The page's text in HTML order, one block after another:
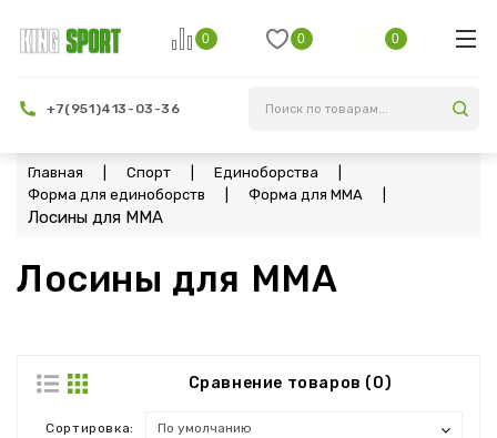
0 0 0
+7(951)413-03-36
Главная Спорт
Единоборства
Форма для единоборств
Форма для MMA
Лосины для MMA
Лосины для MMA
Сравнение товаров (0)
Сортировка:
Фильтр